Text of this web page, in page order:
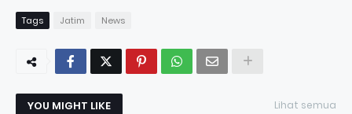
Tags Jatim News
YOU MIGHT LIKE Lihat semua